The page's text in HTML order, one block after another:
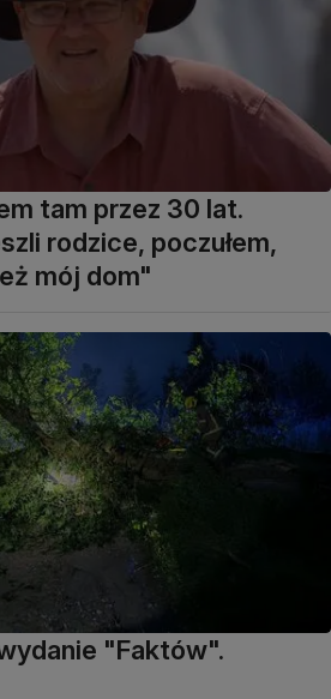
tam przez 30 lat.
rodzice, poczułem,
mój dom"
"Faktów".